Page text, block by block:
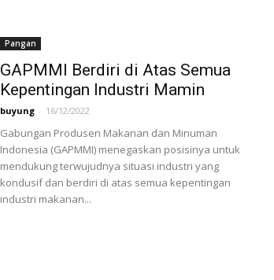
Pangan
GAPMMI Berdiri di Atas Semua
Kepentingan Industri Mamin
buyung - 16/12/2022
Gabungan Produsen Makanan dan Minuman
Indonesia (GAPMMI) menegaskan posisinya untuk
mendukung terwujudnya situasi industri yang
kondusif dan berdiri di atas semua kepentingan
industri makanan...